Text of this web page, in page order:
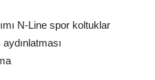
N-Line spor koltuklar